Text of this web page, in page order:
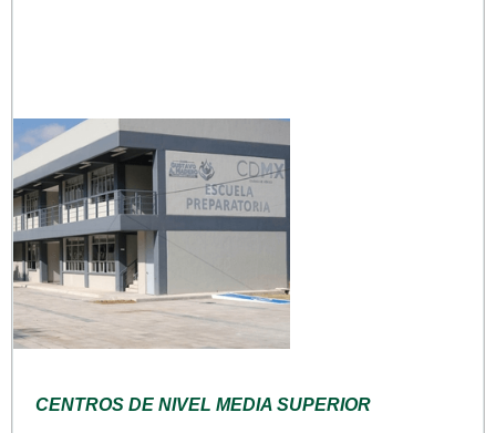
CENTROS DE NIVEL MEDIA SUPERIOR